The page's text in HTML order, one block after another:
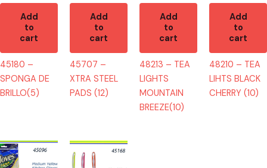
Add
to
cart
45180 –
SPONGA DE
BRILLO(5)
Add
to
cart
45707 –
XTRA STEEL
PADS (12)
Add
to
cart
48213 – TEA
LIGHTS
MOUNTAIN
BREEZE(10)
Add
to
cart
48210 – TEA
LIHTS BLACK
CHERRY (10)
45096
-
45168
-